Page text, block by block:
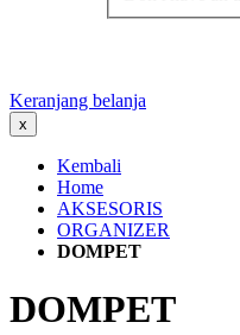
Keranjang belanja
x
Kembali
Home
AKSESORIS
ORGANIZER
DOMPET
DOMPET